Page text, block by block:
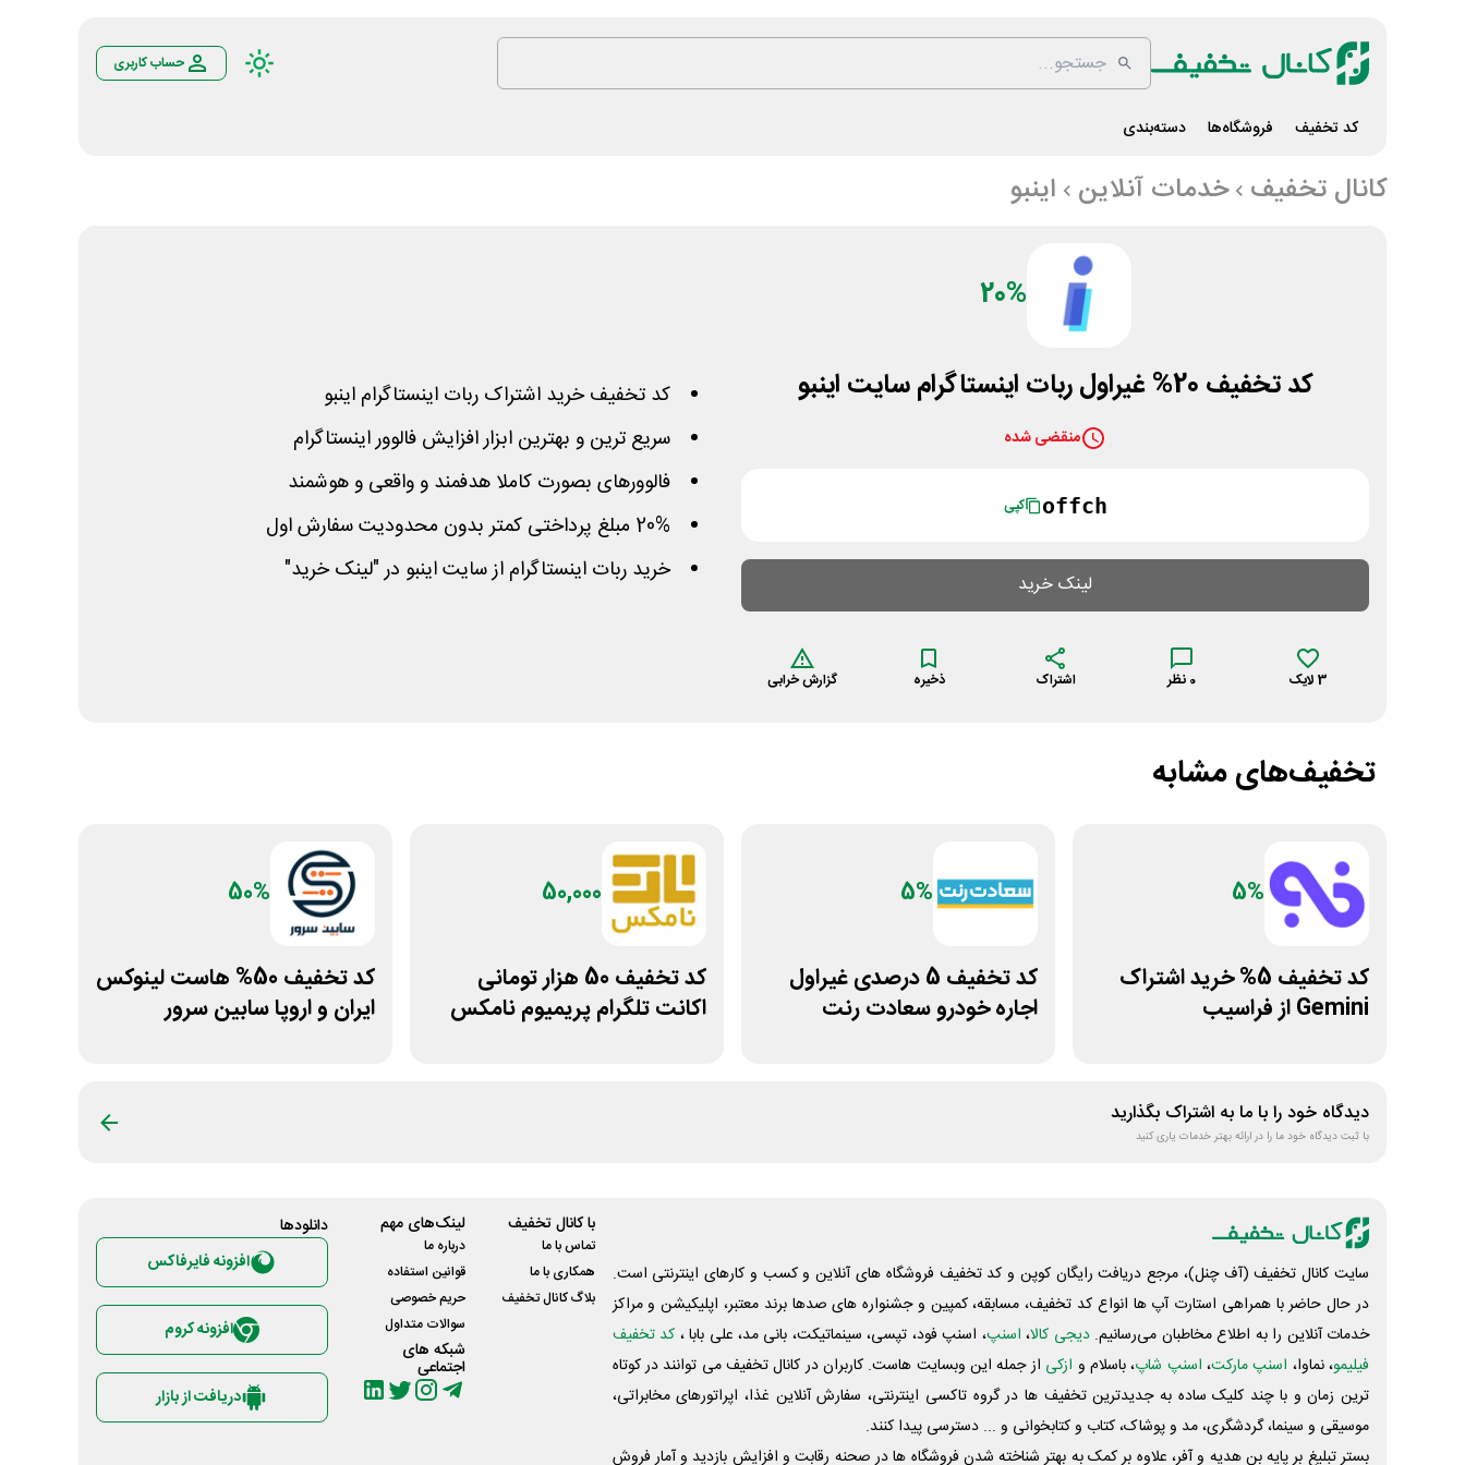
حساب کاربری
کد تخفیف فروشگاه‌ها دسته‌بندی
کانال تخفیف خدمات آنلاین اینبو
20%
کد تخفیف 20% غیراول ربات اینستاگرام سایت اینبو
منقضی شده
offch کپی
لینک خرید
3 لایک 0 نظر اشتراک ذخیره گزارش خرابی
کد تخفیف خرید اشتراک ربات اینستاگرام اینبو
سریع ترین و بهترین ابزار افزایش فالوور اینستاگرام
فالوورهای بصورت کاملا هدفمند و واقعی و هوشمند
20% مبلغ پرداختی کمتر بدون محدودیت سفارش اول
خرید ربات اینستاگرام از سایت اینبو در "لینک خرید"
تخفیف‌های مشابه
5%
کد تخفیف 5% خرید اشتراک
Gemini از فراسیب
5%
کد تخفیف 5 درصدی غیراول
اجاره خودرو سعادت رنت
50,000
کد تخفیف 50 هزار تومانی
اکانت تلگرام پریمیوم نامکس
50%
کد تخفیف 50% هاست لینوکس
ایران و اروپا سابین سرور
دیدگاه خود را با ما به اشتراک بگذارید
با ثبت دیدگاه خود ما را در ارائه بهتر خدمات یاری کنید
سایت کانال تخفیف (آف چنل)، مرجع دریافت رایگان کوپن و کد تخفیف فروشگاه های آنلاین و کسب و‌ کارهای اینترنتی است.
در حال حاضر با همراهی استارت آپ ها انواع کد تخفیف، مسابقه، کمپین و جشنواره های صدها برند معتبر، اپلیکیشن و مراکز
خدمات آنلاین را به اطلاع مخاطبان می‌رسانیم. دیجی کالا، اسنپ، اسنپ فود، تپسی، سینماتیکت، بانی مد، علی‌ بابا ، کد تخفیف
فیلیمو، نماوا، اسنپ مارکت، اسنپ شاپ، باسلام و ازکی از جمله این وبسایت ‌هاست. کاربران در کانال تخفیف می توانند در کوتاه
ترین زمان و با چند کلیک ساده به جدیدترین تخفیف ها در گروه تاکسی اینترنتی، سفارش آنلاین غذا، اپراتورهای مخابراتی،
موسیقی و سینما، گردشگری، مد و پوشاک، کتاب و کتابخوانی و ... دسترسی پیدا کنند.
بستر تبلیغ بر پایه بن هدیه و آفر، علاوه بر کمک به بهتر شناخته شدن فروشگاه ها در صحنه رقابت و افزایش بازدید و آمار فروش
با کانال تخفیف
تماس با ما
همکاری با ما
بلاگ کانال تخفیف
لینک‌های مهم
درباره ما
قوانین استفاده
حریم خصوصی
سوالات متداول
شبکه های
اجتماعی
دانلود‌ها
افزونه فایرفاکس
افزونه کروم
دریافت از بازار